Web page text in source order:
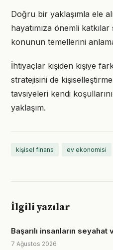
Doğru bir yaklaşımla ele
hayatımıza önemli
konunun temellerini
İhtiyaçlar kişiden kişiye
stratejisini de
tavsiyeleri kendi
yaklaşım.
kişisel finans ev ekonomisi
İlgili yazılar
Başarılı insanların seyahat
7 Ağustos 2026